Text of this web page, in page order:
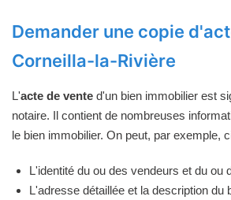
Demander une copie
Corneilla-la-Rivière
L'acte de vente d'un bien immobilier est
notaire. Il contient de nombreuses
le bien immobilier. On peut, par exemple,
L'identité du ou des vendeurs et du ou
L'adresse détaillée et la description du